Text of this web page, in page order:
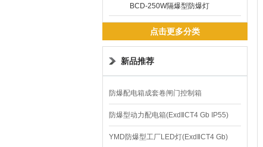
BCD-250W隔爆型防爆灯
点击更多分类
新品推荐
防爆配电箱成套卷闸门控制箱
防爆型动力配电箱(ExdⅡCT4 Gb IP55)
YMD防爆型工厂LED灯(ExdⅡCT4 Gb)